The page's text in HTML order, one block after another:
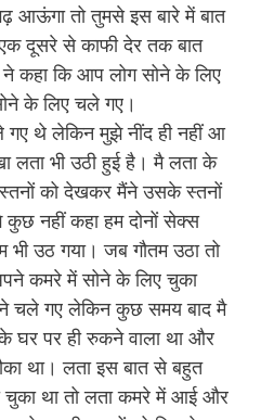
आऊंगा तो तुमसे इस बारे में बात
दूसरे से काफी देर तक बात
ने कहा कि आप लोग सोने के लिए
के लिए चले गए।
थे लेकिन मुझे नींद ही नहीं आ
लता भी उठी हुई है। मै लता के
को देखकर मैंने उसके स्तनों
कुछ नहीं कहा हम दोनों सेक्स
भी उठ गया। जब गौतम उठा तो
कमरे में सोने के लिए चुका
चले गए लेकिन कुछ समय बाद मै
घर पर ही रुकने वाला था और
था। लता इस बात से बहुत
था तो लता कमरे में आई और